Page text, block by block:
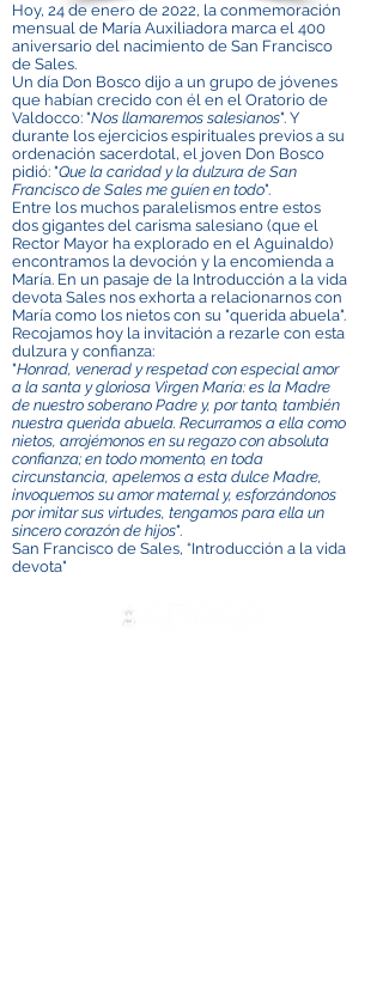
Hoy, 24 de enero de 2022, la conmemoración
mensual de María Auxiliadora marca el 400
aniversario del nacimiento de San Francisco
de Sales.
Un día Don Bosco dijo a un grupo de jóvenes
que habían crecido con él en el Oratorio de
Valdocco: "Nos llamaremos salesianos". Y
durante los ejercicios espirituales previos a su
ordenación sacerdotal, el joven Don Bosco
pidió: "Que la caridad y la dulzura de San
Francisco de Sales me guíen en todo".
Entre los muchos paralelismos entre estos
dos gigantes del carisma salesiano (que el
Rector Mayor ha explorado en el Aguinaldo)
encontramos la devoción y la encomienda a
María. En un pasaje de la Introducción a la vida
devota Sales nos exhorta a relacionarnos con
María como los nietos con su "querida abuela".
Recojamos hoy la invitación a rezarle con esta
dulzura y confianza:
"Honrad, venerad y respetad con especial amor
a la santa y gloriosa Virgen María: es la Madre
de nuestro soberano Padre y, por tanto, también
nuestra querida abuela. Recurramos a ella como
nietos, arrojémonos en su regazo con absoluta
confianza; en todo momento, en toda
circunstancia, apelemos a esta dulce Madre,
invoquemos su amor maternal y, esforzándonos
por imitar sus virtudes, tengamos para ella un
sincero corazón de hijos".
San Francisco de Sales, “Introducción a la vida
devota"